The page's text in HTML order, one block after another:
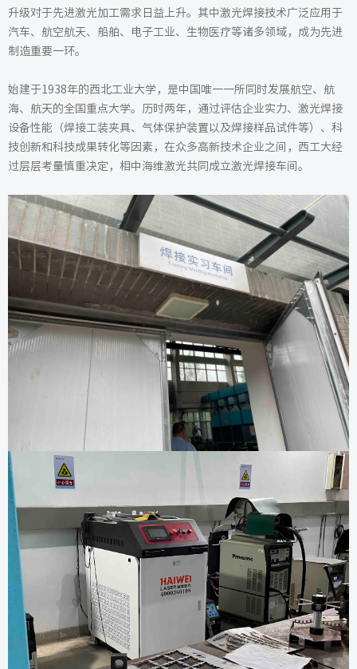
升级对于先进激光加工需求日益上升。其中激光焊接技术广泛应用于
汽车、航空航天、船舶、电子工业、生物医疗等诸多领域，成为先进
制造重要一环。
始建于1938年的西北工业大学，是中国唯一一所同时发展航空、航
海、航天的全国重点大学。历时两年，通过评估企业实力、激光焊接
设备性能（焊接工装夹具、气体保护装置以及焊接样品试件等）、科
技创新和科技成果转化等因素，在众多高新技术企业之间，西工大经
过层层考量慎重决定，相中海维激光共同成立激光焊接车间。